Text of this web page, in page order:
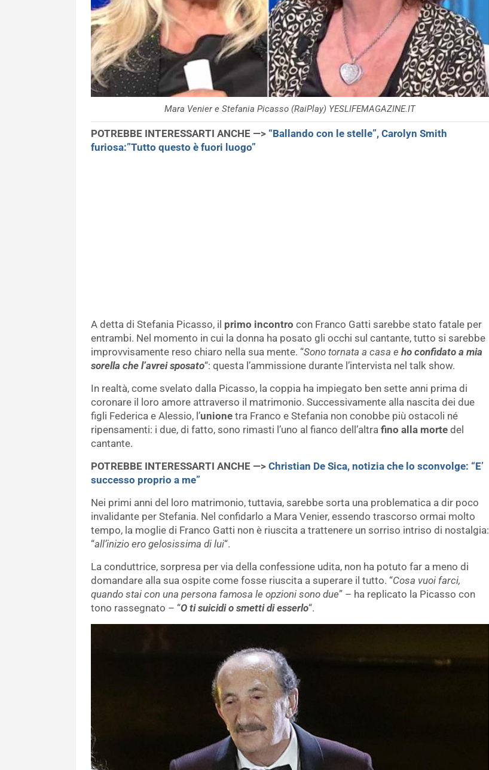
Mara Venier e Stefania Picasso (RaiPlay) YESLIFEMAGAZINE.IT
POTREBBE INTERESSARTI ANCHE —> “Ballando con le stelle”, Carolyn Smith
furiosa:”Tutto questo è fuori luogo”
A detta di Stefania Picasso, il primo incontro con Franco Gatti sarebbe stato fatale per
entrambi. Nel momento in cui la donna ha posato gli occhi sul cantante, tutto si sarebbe
improvvisamente reso chiaro nella sua mente. “Sono tornata a casa e ho confidato a mia
sorella che l’avrei sposato“: questa l’ammissione durante l’intervista nel talk show.
In realtà, come svelato dalla Picasso, la coppia ha impiegato ben sette anni prima di
coronare il loro amore attraverso il matrimonio. Successivamente alla nascita dei due
figli Federica e Alessio, l’unione tra Franco e Stefania non conobbe più ostacoli né
ripensamenti: i due, di fatto, sono rimasti l’uno al fianco dell’altra fino alla morte del
cantante.
POTREBBE INTERESSARTI ANCHE —> Christian De Sica, notizia che lo sconvolge: “E’
successo proprio a me”
Nei primi anni del loro matrimonio, tuttavia, sarebbe sorta una problematica a dir poco
invalidante per Stefania. Nel confidarlo a Mara Venier, essendo trascorso ormai molto
tempo, la moglie di Franco Gatti non è riuscita a trattenere un sorriso intriso di nostalgia:
“all’inizio ero gelosissima di lui“.
La conduttrice, sorpresa per via della confessione udita, non ha potuto far a meno di
domandare alla sua ospite come fosse riuscita a superare il tutto. “Cosa vuoi farci,
quando stai con una persona famosa le opzioni sono due” – ha replicato la Picasso con
tono rassegnato – “O ti suicidi o smetti di esserlo“.